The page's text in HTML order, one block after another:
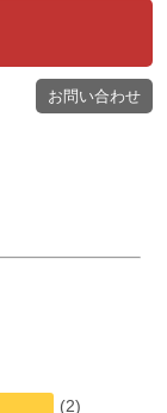
お問い合わせ
(2)